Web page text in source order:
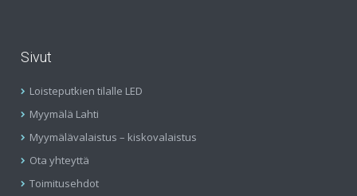
Sivut
Loisteputkien tilalle LED
Myymälä Lahti
Myymälävalaistus – kiskovalaistus
Ota yhteyttä
Toimitusehdot